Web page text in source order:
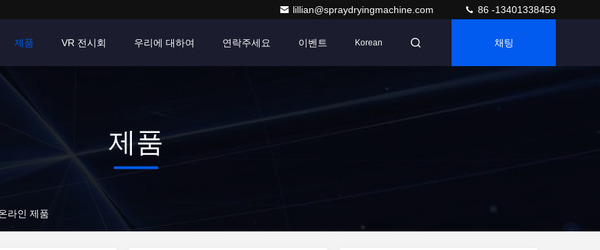
lillian@spraydryingmachine.com 86 -13401338459
제품 VR 전시회 우리에 대하여 연락주세요 이벤트 Korean 채팅
제품
라인 제품